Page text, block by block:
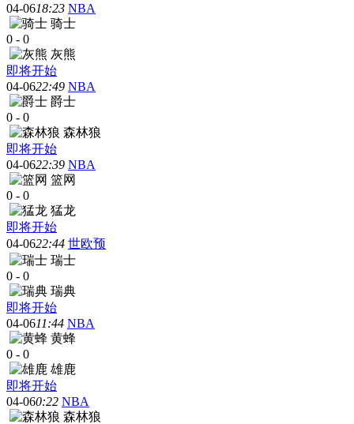
04-0618:23 NBA
骑士
0 - 0
灰熊
即将开始
04-0622:49 NBA
爵士
0 - 0
森林狼
即将开始
04-0622:39 NBA
篮网
0 - 0
猛龙
即将开始
04-0622:44 世欧预
瑞士
0 - 0
瑞典
即将开始
04-0611:44 NBA
黄蜂
0 - 0
雄鹿
即将开始
04-060:22 NBA
森林狼